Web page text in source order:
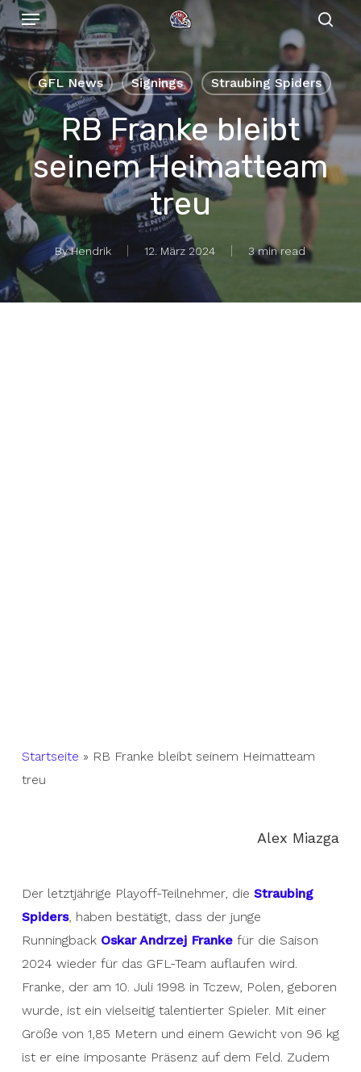
Skip
to
main
content
Menu
GFL News Signings Straubing Spiders
RB Franke bleibt
seinem Heimatteam
treu
By Hendrik 12. März 2024 3 min read
Startseite » RB Franke bleibt seinem Heimatteam
treu
Alex Miazga
Der letztjährige Playoff-Teilnehmer, die Straubing
Spiders, haben bestätigt, dass der junge
Runningback Oskar Andrzej Frankefür die Saison
2024 wieder für das GFL-Team auflaufen wird.
Franke, der am 10. Juli 1998 in Tczew, Polen, geboren
wurde, ist ein vielseitig talentierter Spieler. Mit einer
Größe von 1,85 Metern und einem Gewicht von 96 kg
ist er eine imposante Präsenz auf dem Feld. Zudem